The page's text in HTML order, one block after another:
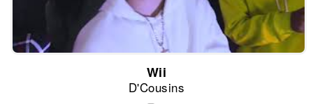
Wii
D'Cousins